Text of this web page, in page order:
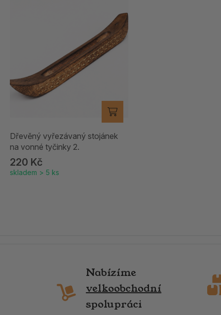
Dřevěný vyřezávaný stojánek
na vonné tyčinky 2.
220 Kč
skladem > 5 ks
Nabízíme
velkoobchodní
spolupráci